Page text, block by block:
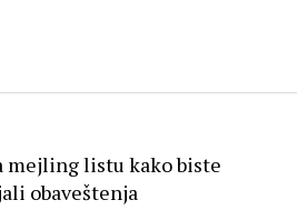
mejling listu kako biste
obaveštenja